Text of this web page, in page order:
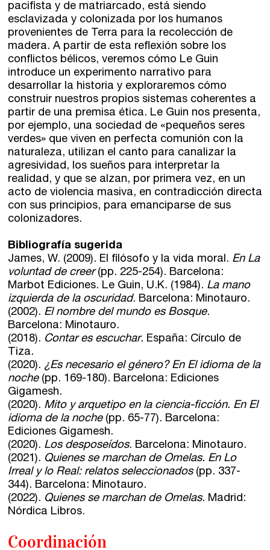
pacifista y de matriarcado, está siendo
esclavizada y colonizada por los humanos
provenientes de Terra para la recolección de
madera. A partir de esta reflexión sobre los
conflictos bélicos, veremos cómo Le Guin
introduce un experimento narrativo para
desarrollar la historia y exploraremos cómo
construir nuestros propios sistemas coherentes a
partir de una premisa ética. Le Guin nos presenta,
por ejemplo, una sociedad de «pequeños seres
verdes» que viven en perfecta comunión con la
naturaleza, utilizan el canto para canalizar la
agresividad, los sueños para interpretar la
realidad, y que se alzan, por primera vez, en un
acto de violencia masiva, en contradicción directa
con sus principios, para emanciparse de sus
colonizadores.
Bibliografía sugerida
James, W. (2009). El filósofo y la vida moral. En La
voluntad de creer(pp. 225-254). Barcelona:
Marbot Ediciones. Le Guin, U.K. (1984). La mano
izquierda de la oscuridad. Barcelona: Minotauro.
(2002). El nombre del mundo es Bosque.
Barcelona: Minotauro.
(2018). Contar es escuchar. España: Círculo de
Tiza.
(2020). ¿Es necesario el género? En El idioma de la
noche(pp. 169-180). Barcelona: Ediciones
Gigamesh.
(2020). Mito y arquetipo en la ciencia-ficción. En El
idioma de la noche(pp. 65-77). Barcelona:
Ediciones Gigamesh.
(2020). Los desposeídos. Barcelona: Minotauro.
(2021). Quienes se marchan de Omelas. En Lo
Irreal y lo Real: relatos seleccionados(pp. 337-
344). Barcelona: Minotauro.
(2022). Quienes se marchan de Omelas. Madrid:
Nórdica Libros.
Coordinación